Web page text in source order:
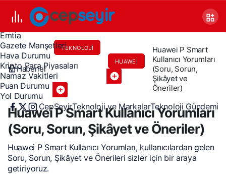
Covid 19
Döviz Kurları
Emtia
Gazete Manşetleri
Hava Durumu
Kripto Para Piyasaları
Namaz Vakitleri
Puan Durumu
Yol Durumu
CepSeyirTeknoloji ve MarkalarTeknoloji Gündemi
Haberler
TEKNOLOJI
VE HUAWEI
Huawei P Smart
Kullanıcı Yorumları
(Soru, Sorun,
Şikâyet ve
Öneriler)
Huawei P Smart Kullanıcı Yorumları
(Soru, Sorun, Şikâyet ve Öneriler)
Huawei P Smart Kullanıcı Yorumları, kullanıcılardan gelen
Soru, Sorun, Şikâyet ve Önerileri sizler için bir araya
getiriyoruz.